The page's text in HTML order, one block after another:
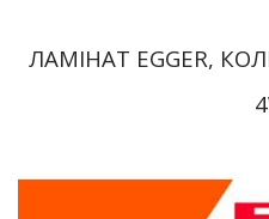
ЛАМІНАТ EGGER,